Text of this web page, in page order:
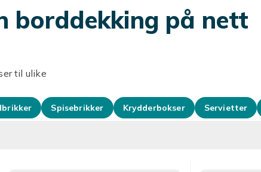
borddekking på nett
til ulike
Spisebrikker Krydderbokser Servietter